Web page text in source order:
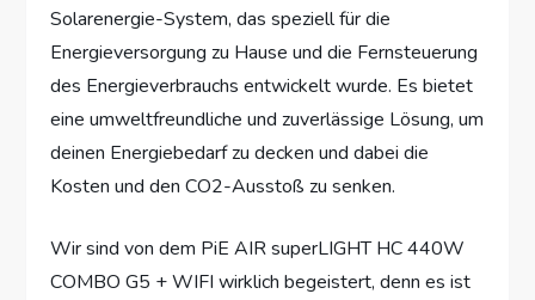
Solarenergie-System, das speziell für die
Energieversorgung zu Hause und die Fernsteuerung
des Energieverbrauchs entwickelt wurde. Es bietet
eine umweltfreundliche und zuverlässige Lösung, um
deinen Energiebedarf zu decken und dabei die
Kosten und den CO2-Ausstoß zu senken.
Wir sind von dem PiE AIR superLIGHT HC 440W
COMBO G5 + WIFI wirklich begeistert, denn es ist